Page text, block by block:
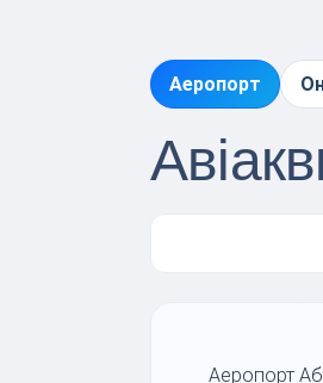
Аеропорт
Аеропорт